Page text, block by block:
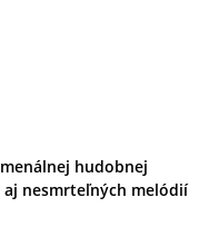
hudobnej
nesmrteľných melódií